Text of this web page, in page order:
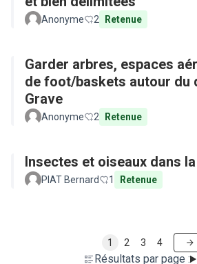
Anonyme 2 Retenue
Garder arbres, espaces
de foot/baskets autour du
Grave
Anonyme 2 Retenue
Insectes et oiseaux dans
PIAT Bernard 1 Retenue
Résultats par page :
1 2 3 4